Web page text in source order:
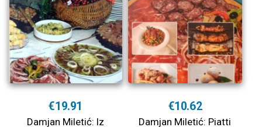
€19.91
Damjan Miletić: Iz
€10.62
Damjan Miletić: Piatti